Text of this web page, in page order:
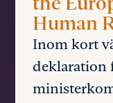
Human
Inom kort
deklaration